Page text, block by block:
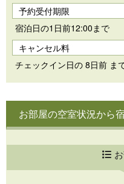
予約受付期限
宿泊日の1日前12:00まで
キャンセル料
チェックイン日の 8日前 ま
お部屋の空室状況から